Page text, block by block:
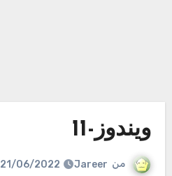
ويندوز-11
من Jareer
21/06/2022